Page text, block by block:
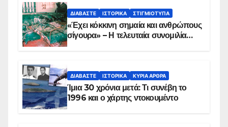
ΔΙΑΒΆΣΤΕ ΙΣΤΟΡΙΚΆ ΣΤΙΓΜΙΌΤΥΠΑ
«Έχει κόκκινη σημαία και ανθρώπους
σίγουρα» – Η τελευταία συνομιλία
ΔΙΑΒΆΣΤΕ ΙΣΤΟΡΙΚΆ ΚΥΡΙΑ ΑΡΘΡΑ
Ίμια 30 χρόνια μετά: Τι συνέβη το
1996 και ο χάρτης ντοκουμέντο